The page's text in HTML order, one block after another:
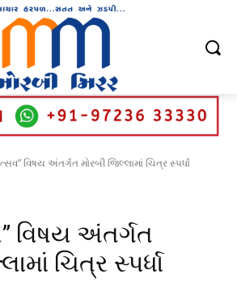
વિષય અંતર્ગત મોરબી જિલ્લામાં ચિત્ર સ્પર્ધા
વિષય અંતર્ગત
ચિત્ર સ્પર્ધા